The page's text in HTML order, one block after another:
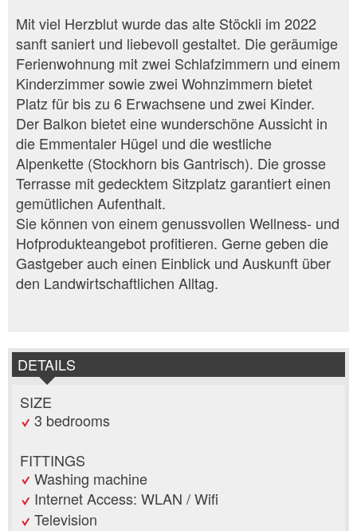
Mit viel Herzblut wurde das alte Stöckli im 2022
sanft saniert und liebevoll gestaltet. Die geräumige
Ferienwohnung mit zwei Schlafzimmern und einem
Kinderzimmer sowie zwei Wohnzimmern bietet
Platz für bis zu 6 Erwachsene und zwei Kinder.
Der Balkon bietet eine wunderschöne Aussicht in
die Emmentaler Hügel und die westliche
Alpenkette (Stockhorn bis Gantrisch). Die grosse
Terrasse mit gedecktem Sitzplatz garantiert einen
gemütlichen Aufenthalt.
Sie können von einem genussvollen Wellness- und
Hofprodukteangebot profitieren. Gerne geben die
Gastgeber auch einen Einblick und Auskunft über
den Landwirtschaftlichen Alltag.
DETAILS
SIZE
3 bedrooms
FITTINGS
Washing machine
Internet Access: WLAN / Wifi
Television